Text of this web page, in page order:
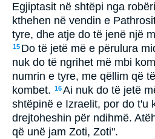
Egjiptasit në shtëpi nga
kthehen në vendin e
tyre, dhe atje do të jenë një
15 Do të jetë më e përulura
nuk do të ngrihet më mbi
numrin e tyre, me qëllim që
kombet. 16Ai nuk do të jetë
shtëpinë e Izraelit, por do t'u
drejtoheshin për ndihmë.
që unë jam Zoti, Zoti".